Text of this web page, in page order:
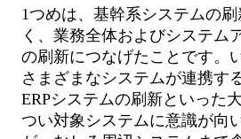
1つめは、基幹系システムの
く、業務全体およびシステム
の刷新につなげたことです。
さまざまなシステムが連携す
ERPシステムの刷新といった
つい対象システムに意識が向